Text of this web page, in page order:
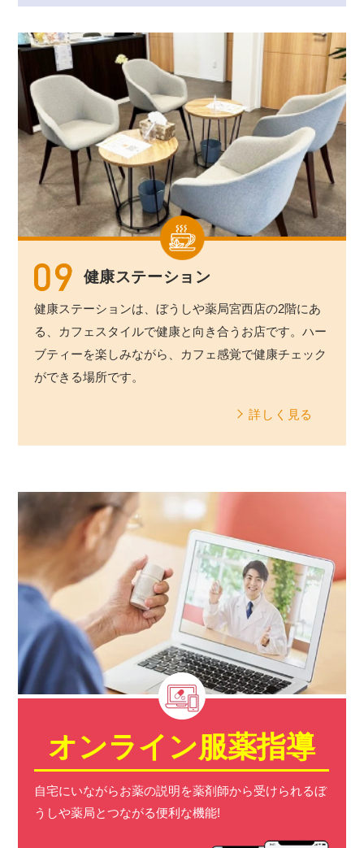
健康ステーション
健康ステーションは、ぼうしや薬局宮西店の2階にあ
る、カフェスタイルで健康と向き合うお店です。ハー
ブティーを楽しみながら、カフェ感覚で健康チェック
ができる場所です。
詳しく見る
オンライン服薬指導
自宅にいながらお薬の説明を薬剤師から受けられるぼ
うしや薬局とつながる便利な機能!